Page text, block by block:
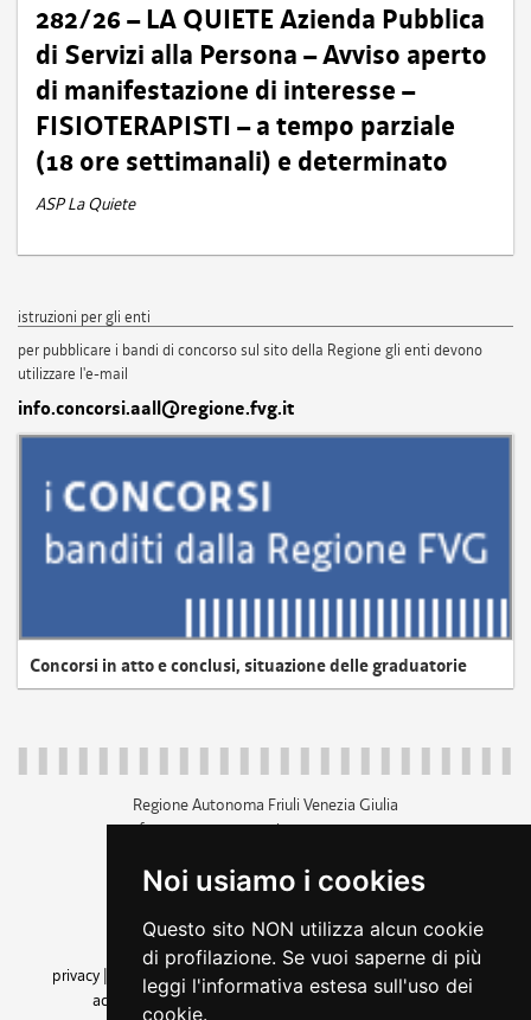
Noi usiamo i cookies
Questo sito NON utilizza alcun cookie
di profilazione. Se vuoi saperne di più
leggi l'informativa estesa sull'uso dei
cookie.
282/26 – LA QUIETE Azienda Pubblica
di Servizi alla Persona – Avviso aperto
di manifestazione di interesse –
FISIOTERAPISTI – a tempo parziale
(18 ore settimanali) e determinato
ASP La Quiete
istruzioni per gli enti
per pubblicare i bandi di concorso sul sito della Regione gli enti devono
utilizzare l'e-mail
info.concorsi.aall@regione.fvg.it
Concorsi in atto e conclusi, situazione delle graduatorie
Regione Autonoma Friuli Venezia Giulia
c.f. 80014930327; p.iva 00526040324
+39 040 3771111
amministrazione trasparente
privacy
cookie |note legali accessibilità
dichiarazione di
accessibilità| feedback cambio preferenze cookie